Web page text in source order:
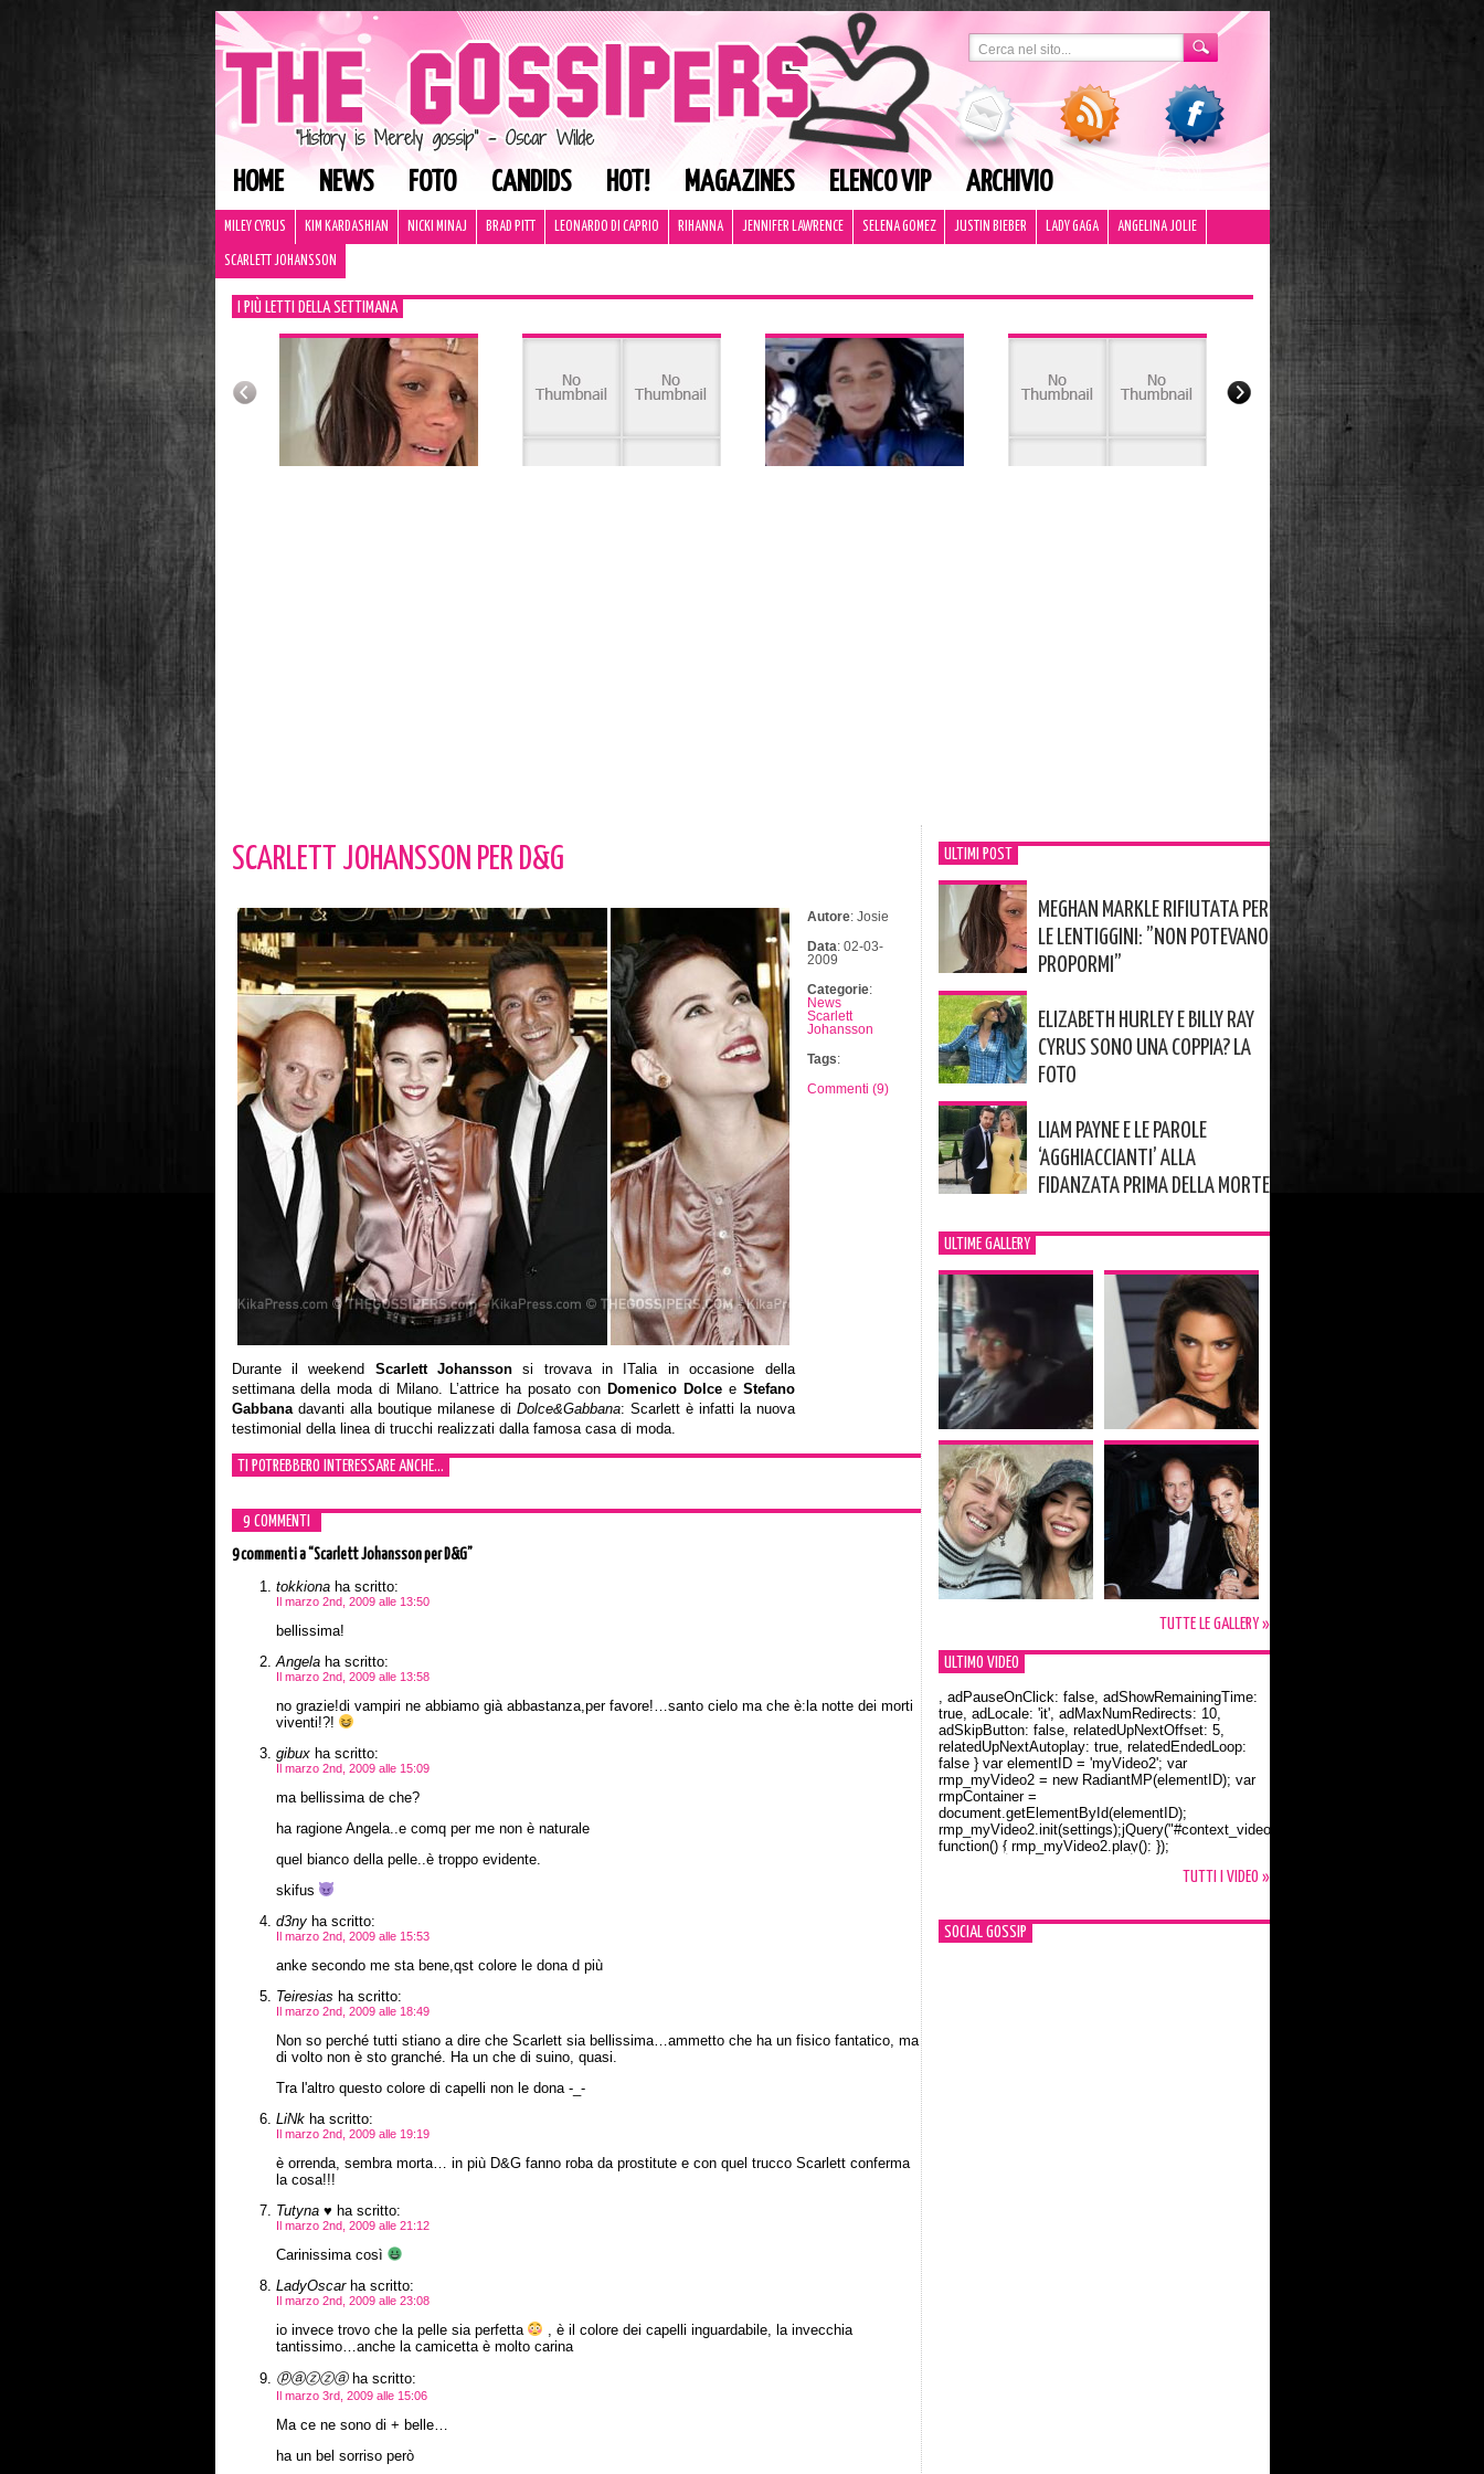
HOME NEWS FOTO CANDIDS HOT! MAGAZINES ELENCO VIP ARCHIVIO
MILEY CYRUS KIM KARDASHIAN NICKI MINAJ BRAD PITT LEONARDO DI CAPRIO RIHANNA JENNIFER LAWRENCE SELENA GOMEZ JUSTIN BIEBER LADY GAGA ANGELINA JOLIE
SCARLETT JOHANSSON
I PIÙ LETTI DELLA SETTIMANA
SCARLETT JOHANSSON PER D&G
Durante il weekend Scarlett Johanssonsi trovava in ITalia in occasione della
settimana della moda di Milano. L’attrice ha posato conDomenico Dolcee Stefano
Gabbanadavanti alla boutique milanese di Dolce&Gabbana: Scarlett è infatti la nuova
testimonial della linea di trucchi realizzati dalla famosa casa di moda.
Autore: Josie
Data: 02-03-
2009
Categorie:
News
Scarlett
Johansson
Tags:
Commenti (9)
TI POTREBBERO INTERESSARE ANCHE...
9 COMMENTI
9 commentia “Scarlett Johansson per D&G”
tokkionaha scritto:
Il marzo 2nd, 2009 alle 13:50
bellissima!
Angelaha scritto:
Il marzo 2nd, 2009 alle 13:58
no grazie!di vampiri ne abbiamo già abbastanza,per favore!…santo cielo ma che è:la notte dei morti
viventi!?!
gibuxha scritto:
Il marzo 2nd, 2009 alle 15:09
ma bellissima de che?
ha ragione Angela..e comq per me non è naturale
quel bianco della pelle..è troppo evidente.
skifus
d3nyha scritto:
Il marzo 2nd, 2009 alle 15:53
anke secondo me sta bene,qst colore le dona d più
Teiresias ha scritto:
Il marzo 2nd, 2009 alle 18:49
Non so perché tutti stiano a dire che Scarlett sia bellissima…ammetto che ha un fisico fantatico, ma
di volto non è sto granché. Ha un che di suino, quasi.
Tra l'altro questo colore di capelli non le dona -_-
LiNkha scritto:
Il marzo 2nd, 2009 alle 19:19
è orrenda, sembra morta… in più D&G fanno roba da prostitute e con quel trucco Scarlett conferma
la cosa!!!
Tutyna ♥ ha scritto:
Il marzo 2nd, 2009 alle 21:12
Carinissima così
LadyOscarha scritto:
Il marzo 2nd, 2009 alle 23:08
io invece trovo che la pelle sia perfetta
, è il colore dei capelli inguardabile, la invecchia
tantissimo…anche la camicetta è molto carina
ⓟⓐⓩⓩⓐha scritto:
Il marzo 3rd, 2009 alle 15:06
Ma ce ne sono di + belle…
ha un bel sorriso però
ULTIMI POST
MEGHAN MARKLE RIFIUTATA PER
LE LENTIGGINI: ”NON POTEVANO
PROPORMI”
ELIZABETH HURLEY E BILLY RAY
CYRUS SONO UNA COPPIA? LA
FOTO
LIAM PAYNE E LE PAROLE
‘AGGHIACCIANTI’ ALLA
FIDANZATA PRIMA DELLA MORTE
ULTIME GALLERY
TUTTE LE GALLERY »
ULTIMO VIDEO
Orlando Bloom e la t-shirt dedicata a Flynn
, adPauseOnClick: false, adShowRemainingTime:
true, adLocale: 'it', adMaxNumRedirects: 10,
adSkipButton: false, relatedUpNextOffset: 5,
relatedUpNextAutoplay: true, relatedEndedLoop:
false } var elementID = 'myVideo2'; var
rmp_myVideo2 = new RadiantMP(elementID); var
rmpContainer =
document.getElementById(elementID);
rmp_myVideo2.init(settings);jQuery("#context_video2").one("mouseover",
function() { rmp_myVideo2.play(); });
TUTTI I VIDEO »
SOCIAL GOSSIP